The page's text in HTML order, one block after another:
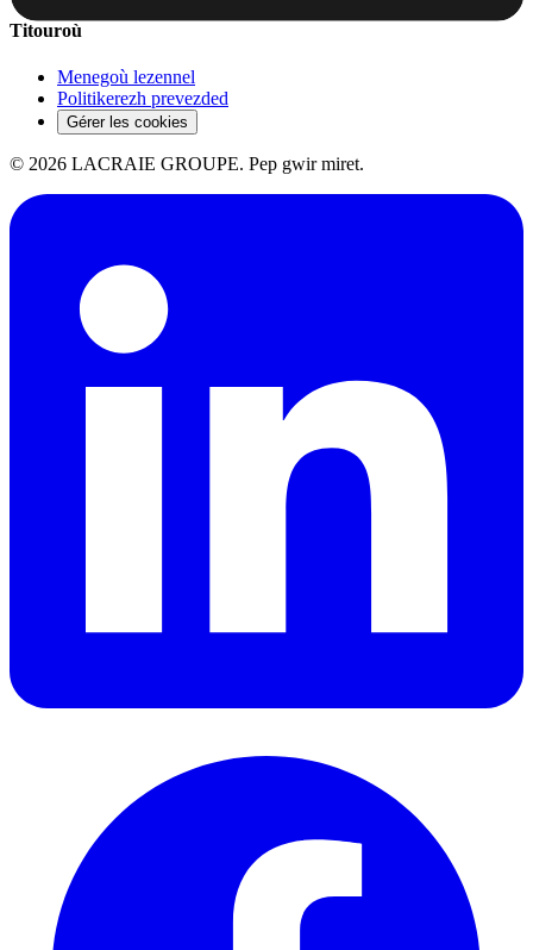
Titouroù
Menegoù lezennel
Politikerezh prevezded
Gérer les cookies
© 2026 LACRAIE GROUPE. Pep gwir miret.